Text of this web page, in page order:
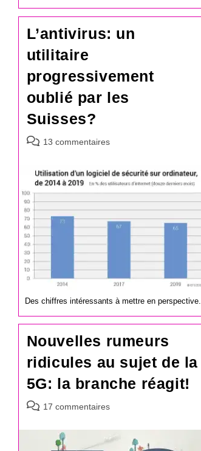
L’antivirus: un
utilitaire
progressivement
oublié par les
Suisses?
Commentaires
publication :
13 commentaires
Des chiffres intéressants à mettre en perspective.
Nouvelles rumeurs
ridicules au sujet de la
5G: la branche réagit!
Commentaires
la
publication :
17 commentaires